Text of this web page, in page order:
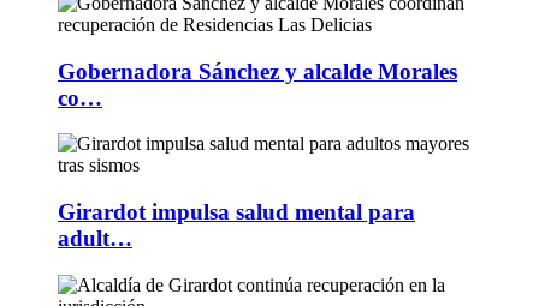
Gobernadora Sánchez y alcalde Morales
co…
Girardot impulsa salud mental para
adult…